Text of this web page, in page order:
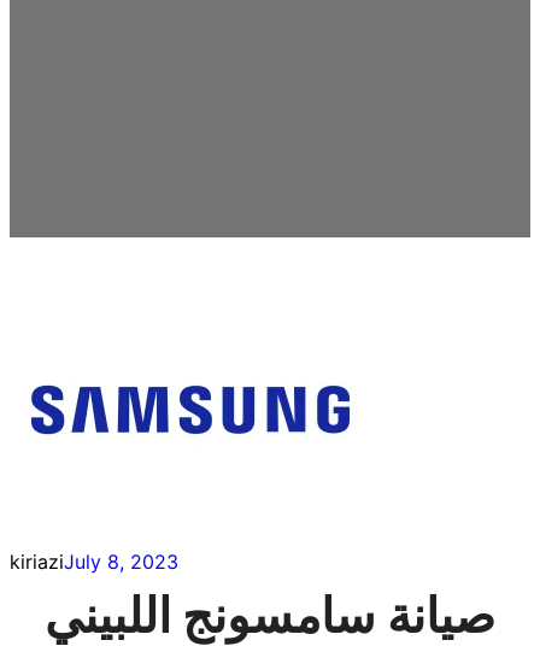
kiriaziJuly 8, 2023
صيانة سامسونج اللبيني